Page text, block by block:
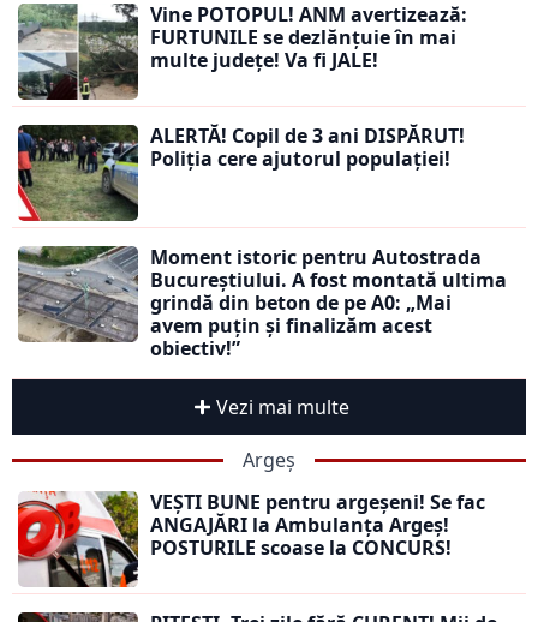
Vine POTOPUL! ANM avertizează:
FURTUNILE se dezlănțuie în mai
multe județe! Va fi JALE!
ALERTĂ! Copil de 3 ani DISPĂRUT!
Poliția cere ajutorul populației!
Moment istoric pentru Autostrada
Bucureștiului. A fost montată ultima
grindă din beton de pe A0: „Mai
avem puțin și finalizăm acest
obiectiv!”
Vezi mai multe
Argeș
VEȘTI BUNE pentru argeșeni! Se fac
ANGAJĂRI la Ambulanța Argeș!
POSTURILE scoase la CONCURS!